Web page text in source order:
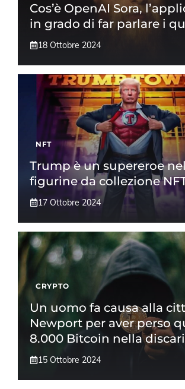
Cos’è OpenAI Sora,
in grado di far parlare i
18 Ottobre 2024
NFT
Trump è un supereroe
figurine da collezione
17 Ottobre 2024
CRYPTO
Un uomo fa causa alla
Newport per aver perso
8.000 Bitcoin nella
15 Ottobre 2024